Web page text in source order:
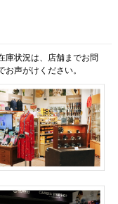
庫状況は、店舗までお問
声がけください。